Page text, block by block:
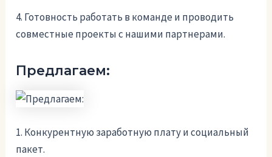
4. Готовность работать в команде и проводить
совместные проекты с нашими партнерами.
Предлагаем:
1. Конкурентную заработную плату и социальный
пакет.